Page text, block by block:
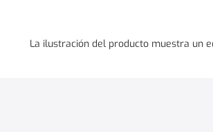
La ilustración del producto muestra un